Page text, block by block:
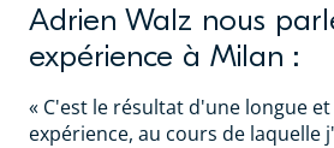
Adrien Walz nous
expérience à Milan :
« C'est le résultat d'une longue
expérience, au cours de laquelle